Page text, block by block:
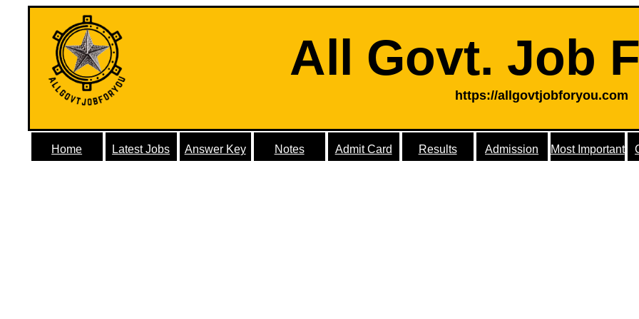
All Govt. Job
https://allgovtjobforyou.com
Home Latest Jobs Answer Key Notes Admit Card Results Admission Most Important